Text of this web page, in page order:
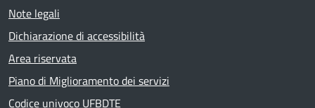
Note legali
Dichiarazione di accessibilità
Area riservata
Piano di Miglioramento dei servizi
Codice univoco UFBDTE